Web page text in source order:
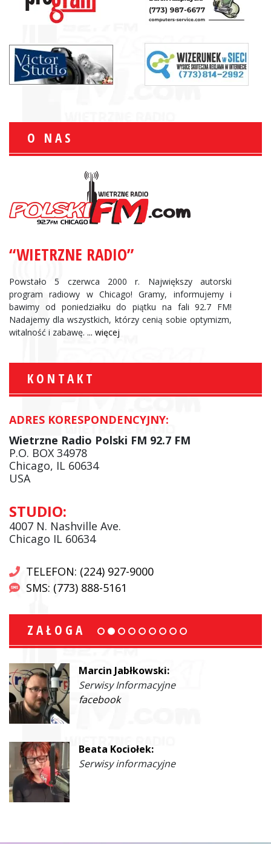
O NAS
“WIETRZNE RADIO”
Powstało 5 czerwca 2000 r. Największy autorski
program radiowy w Chicago! Gramy, informujemy i
bawimy od poniedziałku do piątku na fali 92.7 FM!
Nadajemy dla wszystkich, którzy cenią sobie optymizm,
witalność i zabawę. ... więcej
KONTAKT
ADRES KORESPONDENCYJNY:
Wietrzne Radio Polski FM 92.7 FM
P.O. BOX 34978
Chicago, IL 60634
USA
STUDIO:
4007 N. Nashville Ave.
Chicago IL 60634
TELEFON: (224) 927-9000
SMS: (773) 888-5161
ZAŁOGA
Marcin Jabłkowski:
Serwisy Informacyjne
facebook
Beata Kociołek:
Serwisy informacyjne